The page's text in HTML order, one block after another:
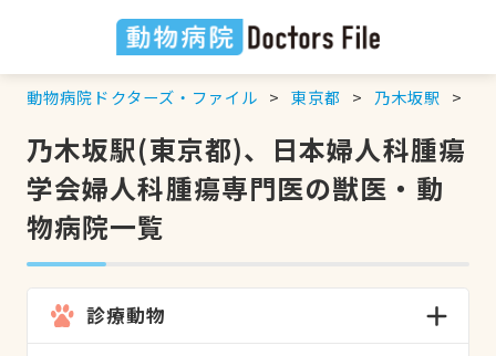
動物病院ドクターズ・ファイル 東京都 乃木坂駅
乃木坂駅(東京都)、日本婦人科腫瘍
学会婦人科腫瘍専門医の獣医・動
物病院一覧
診療動物